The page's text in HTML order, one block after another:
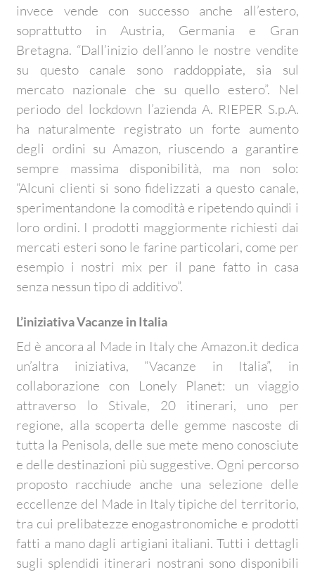
invece vende con successo anche all’estero,
soprattutto in Austria, Germania e Gran
Bretagna. “Dall’inizio dell’anno le nostre vendite
su questo canale sono raddoppiate, sia sul
mercato nazionale che su quello estero”. Nel
periodo del lockdown l’azienda A. RIEPER S.p.A.
ha naturalmente registrato un forte aumento
degli ordini su Amazon, riuscendo a garantire
sempre massima disponibilità, ma non solo:
“Alcuni clienti si sono fidelizzati a questo canale,
sperimentandone la comodità e ripetendo quindi i
loro ordini. I prodotti maggiormente richiesti dai
mercati esteri sono le farine particolari, come per
esempio i nostri mix per il pane fatto in casa
senza nessun tipo di additivo”.
L’iniziativa Vacanze in Italia
Ed è ancora al Made in Italy che Amazon.it dedica
un’altra iniziativa, “Vacanze in Italia”, in
collaborazione con Lonely Planet: un viaggio
attraverso lo Stivale, 20 itinerari, uno per
regione, alla scoperta delle gemme nascoste di
tutta la Penisola, delle sue mete meno conosciute
e delle destinazioni più suggestive. Ogni percorso
proposto racchiude anche una selezione delle
eccellenze del Made in Italy tipiche del territorio,
tra cui prelibatezze enogastronomiche e prodotti
fatti a mano dagli artigiani italiani. Tutti i dettagli
sugli splendidi itinerari nostrani sono disponibili